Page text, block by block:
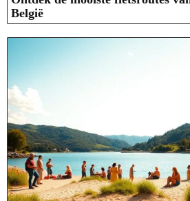
België